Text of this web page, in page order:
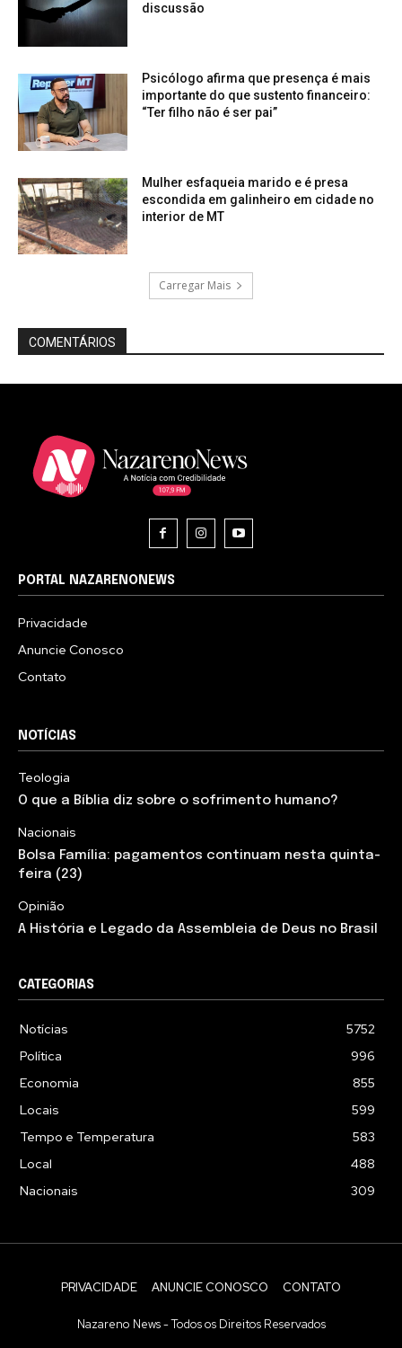
discussão
Psicólogo afirma que presença é mais
importante do que sustento financeiro:
“Ter filho não é ser pai”
Mulher esfaqueia marido e é presa
escondida em galinheiro em cidade no
interior de MT
Carregar Mais
COMENTÁRIOS
PORTAL NAZARENONEWS
Privacidade
Anuncie Conosco
Contato
NOTÍCIAS
Teologia
O que a Bíblia diz sobre o sofrimento humano?
Nacionais
Bolsa Família: pagamentos continuam nesta quinta-
feira (23)
Opinião
A História e Legado da Assembleia de Deus no Brasil
CATEGORIAS
Notícias
5752
Política
996
Economia
855
Locais
599
Tempo e Temperatura
583
Local
488
Nacionais
309
PRIVACIDADE ANUNCIE CONOSCO CONTATO
Nazareno News - Todos os Direitos Reservados